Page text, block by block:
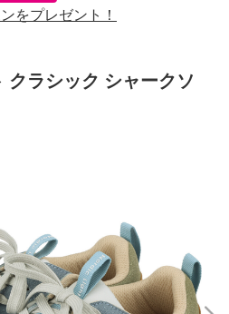
をプレゼント！
クラシック シャークソ